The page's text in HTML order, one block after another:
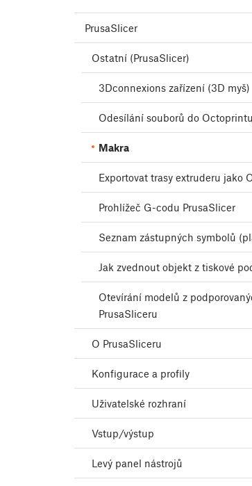
PrusaSlicer
Ostatní (PrusaSlicer)
3Dconnexions zařízení (3D myš)
Odesílání souborů do
Makra
Exportovat trasy extruderu jako
Prohlížeč G-codu PrusaSlicer
Seznam zástupných symbolů
Jak zvednout objekt z tiskové
Otevírání modelů z
PrusaSliceru
O PrusaSliceru
Konfigurace a profily
Uživatelské rozhraní
Vstup/výstup
Levý panel nástrojů